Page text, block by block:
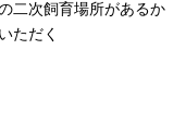
二次飼育場所があるか
ただく